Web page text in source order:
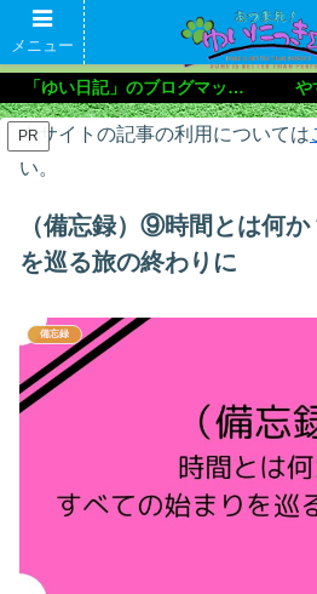
「ゆい日記」のブログマップ🌝
PR
本サイトの記事の利用については
い。
（備忘録）⑨時間とは何か
を巡る旅の終わりに
備忘録
メニュー